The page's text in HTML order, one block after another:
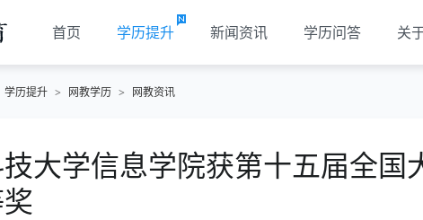
首页 学历提升 新闻资讯 学历问答 关
学历提升 > 网教学历 > 网教资讯
大学信息学院获第十五届全国